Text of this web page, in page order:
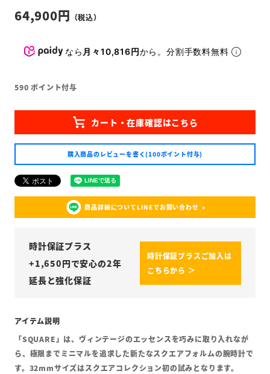
64,900
なら 月々10,816円から。分割手数料無料
590 ポイント付与
購入商品のレビューを書く(100ポイント付与)
商品詳細についてLINEでお問い合わせ
時計保証プラス
+1,650円で安心の2年
延長と強化保証
時計保証プラスご加入は
こちらから ＞
「SQUARE」は、ヴィンテージのエッセンスを巧みに取り入れなが
ら、極限までミニマルを追求した新たなスクエアフォルムの腕時計で
す。32mmサイズはスクエアコレクション初の試みとなります。